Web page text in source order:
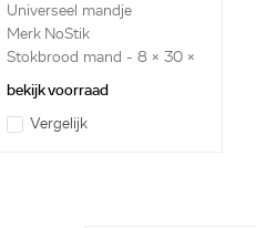
Universeel mandje
Merk NoStik
Stokbrood mand - 8 x 30 x
3 ...
bekijk voorraad
Vergelijk